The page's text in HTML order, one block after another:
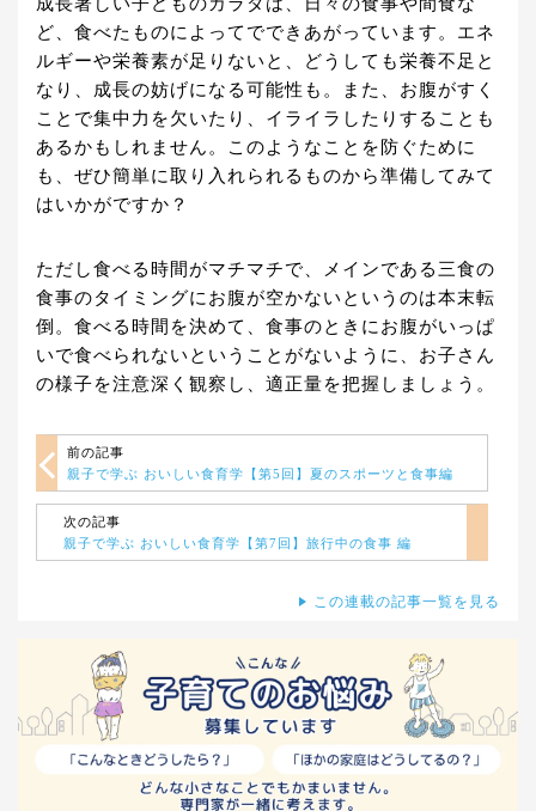
ど、食べたものによってでできあがっています。エネ
ルギーや栄養素が足りないと、どうしても栄養不足と
なり、成長の妨げになる可能性も。また、お腹がすく
ことで集中力を欠いたり、イライラしたりすることも
あるかもしれません。このようなことを防ぐために
も、ぜひ簡単に取り入れられるものから準備してみて
はいかがですか？
ただし食べる時間がマチマチで、メインである三食の
食事のタイミングにお腹が空かないというのは本末転
倒。食べる時間を決めて、食事のときにお腹がいっぱ
いで食べられないということがないように、お子さん
の様子を注意深く観察し、適正量を把握しましょう。
前の記事
親子で学ぶ おいしい食育学【第5回】夏のスポーツと食事編
次の記事
親子で学ぶ おいしい食育学【第7回】旅行中の食事 編
この連載の記事一覧を見る